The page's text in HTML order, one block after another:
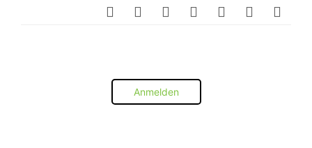
Anmelden